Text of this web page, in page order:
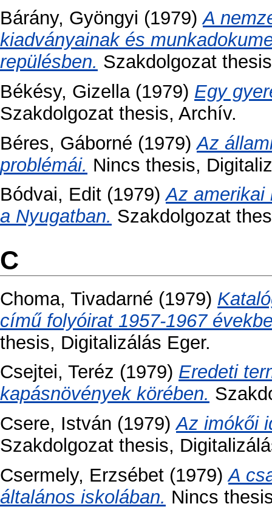
Bárány, Gyöngyi (1979)A
kiadványainak és
repülésben. Szakdolgozat
Békésy, Gizella(1979) Egy
Szakdolgozat thesis, Archív.
Béres, Gáborné (1979)Az
problémái. Nincs thesis,
Bódvai, Edit (1979)Az amerikai
a Nyugatban. Szakdolgozat
C
Choma, Tivadarné (1979)
című folyóirat 1957-1967
thesis, Digitalizálás Eger.
Csejtei, Teréz (1979) Eredeti
kapásnövények körében.
Csere, István (1979)Az imókői
Szakdolgozat thesis,
Csermely, Erzsébet (1979)A
általános iskolában. Nincs